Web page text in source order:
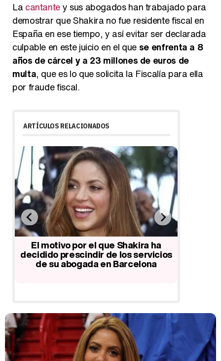
La cantantey sus abogados han trabajado para
demostrar que Shakira no fue residente fiscal en
España en ese tiempo, y así evitar ser declarada
culpable en este juicio en el que se enfrenta a 8
años de cárcel y a 23 millones de euros de
multa, que es lo que solicita la Fiscalía para ella
por fraude fiscal.
ARTÍCULOS RELACIONADOS
El motivo por el que Shakira ha
decidido prescindir de los servicios
de su abogada en Barcelona